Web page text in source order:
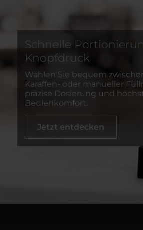
Schnelle
Knopfdruck
Wählen Sie bequem
Karaffen- oder manueller
präzise Dosierung und
Bedienkomfort.
Jetzt entdecken